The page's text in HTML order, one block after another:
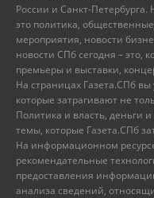
России и Санкт-Петербурга.
это политика,
мероприятия, новости
новости СПб сегодня – это,
премьеры и выставки,
На страницах Газета.СПб
которые затрагивают не
Политика и власть, деньги
темы, которые Газета.СПб
На информационном
рекомендательные
предоставления
анализа сведений,